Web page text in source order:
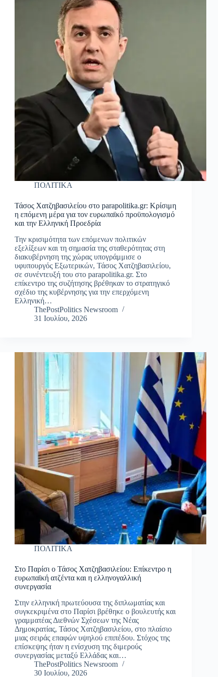
ΠΟΛΙΤΙΚΑ
Τάσος Χατζηβασιλείου στο parapolitika.gr: Κρίσιμη
η επόμενη μέρα για τον ευρωπαϊκό προϋπολογισμό
και την Ελληνική Προεδρία
Την κρισιμότητα των επόμενων πολιτικών
εξελίξεων και τη σημασία της σταθερότητας στη
διακυβέρνηση της χώρας υπογράμμισε ο
υφυπουργός Εξωτερικών, Τάσος Χατζηβασιλείου,
σε συνέντευξή του στο parapolitika.gr. Στο
επίκεντρο της συζήτησης βρέθηκαν το στρατηγικό
σχέδιο της κυβέρνησης για την επερχόμενη
Ελληνική…
ThePostPolitics Newsroom
31 Ιουλίου, 2026
ΠΟΛΙΤΙΚΑ
Στο Παρίσι ο Τάσος Χατζηβασιλείου: Επίκεντρο η
ευρωπαϊκή ατζέντα και η ελληνογαλλική
συνεργασία
Στην ελληνική πρωτεύουσα της διπλωματίας και
συγκεκριμένα στο Παρίσι βρέθηκε ο βουλευτής και
γραμματέας Διεθνών Σχέσεων της Νέας
Δημοκρατίας, Τάσος Χατζηβασιλείου, στο πλαίσιο
μιας σειράς επαφών υψηλού επιπέδου. Στόχος της
επίσκεψης ήταν η ενίσχυση της διμερούς
συνεργασίας μεταξύ Ελλάδας και…
ThePostPolitics Newsroom
30 Ιουλίου, 2026